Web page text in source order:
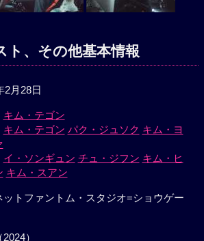
ト、その他基本情報
2月28日
キム・テゴン
キム・テゴン パク・ジュソク キム・ヨ
イ・ソンギュン チュ・ジフン キム・ヒ
キム・スアン
ットファントム・スタジオ=ショウゲー
）